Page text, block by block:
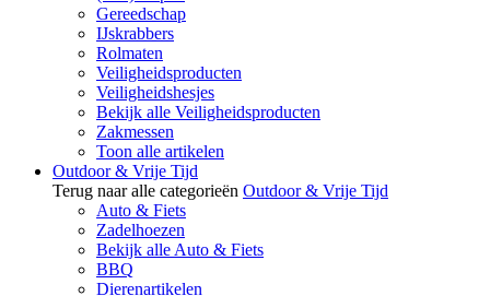
Gereedschap
IJskrabbers
Rolmaten
Veiligheidsproducten
Veiligheidshesjes
Bekijk alle Veiligheidsproducten
Zakmessen
Toon alle artikelen
Outdoor & Vrije Tijd
Terug naar alle categorieën Outdoor & Vrije Tijd
Auto & Fiets
Zadelhoezen
Bekijk alle Auto & Fiets
BBQ
Dierenartikelen